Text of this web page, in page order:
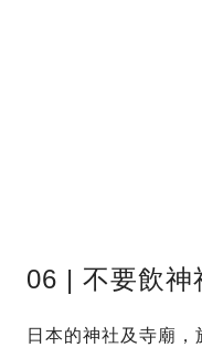
06 | 不要飲神
日本的神社及寺廟